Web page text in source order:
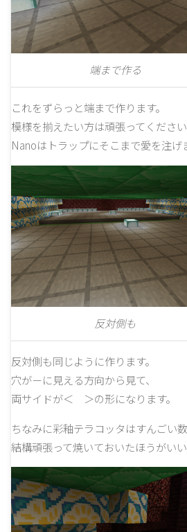
端まで作る
これをずらっと端まで作ります。
模様を揃えたい方は頑張ってくださ
Nanoはトラップにそこまで愛を注
反対側も
反対側も同じように作ります。
穴が－に見える方向から見て、
両サイドが＜ ＞の形になります。
ちなみに彩釉テラコッタはすんごい
結構頑張って焼いておいたほうがい